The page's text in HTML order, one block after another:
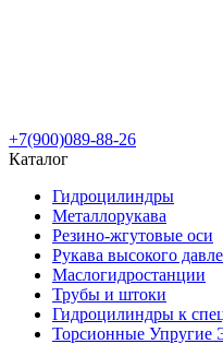
+7(900)089-88-26
Каталог
Гидроцилиндры
Металлорукава
Резино-жгутовые оси
Рукава высокого
Маслогидростанции
Трубы и штоки
Гидроцилиндры к
Торсионные Упругие